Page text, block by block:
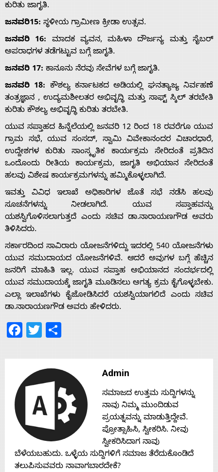
Us
Advertise
With
s
Contact
Us
ಕುರಿತು ಜಾಗೃತಿ.
ಜನವರಿ15: ಸ್ಥಳೀಯ ಗ್ರಾಮೀಣ ಕ್ರೀಡಾ ಉತ್ಸವ.
ಜನವರಿ 16: ಮಾದಕ ವ್ಯವನ, ಮಹಿಳಾ ದೌರ್ಜನ್ಯ ಮತ್ತು ಸೈಬರ್
ಅಪರಾಧಗಳ ತಡೆಗಟ್ಟುವ ಬಗ್ಗೆ ಜಾಗೃತಿ.
ಜನವರಿ 17: ಕಾನೂನು ನೆರವು ಸೇವೆಗಳ ಬಗ್ಗೆ ಜಾಗೃತಿ.
ಜನವರಿ 18: ಕೌಶಲ್ಯ ಕರ್ನಾಟಕದ ಅಡಿಯಲ್ಲಿ ಘನತ್ಯಾಜ್ಯ ನಿರ್ವಹಣೆ
ತಂತ್ರಜ್ಞಾನ , ಉದ್ಯಮಶೀಲತರ ಅಭಿವೃದ್ಧಿ ಮತ್ತು ಸಾಫ್ಟ್ ಸ್ಕಿಲ್ ತರಬೇತಿ
ಕುರಿತು ಕೌಶಲ್ಯ ಅಭಿವೃದ್ಧಿ ಕುರಿತು ತರಬೇತಿ.
ಯುವ ಸಪ್ತಾಹದ ಹಿನ್ನೆಲೆಯಲ್ಲಿ ಜನವರಿ 12 ರಿಂದ 18 ರವರೆಗೂ ಯುವ
ಗ್ರಾಮ ಸಭೆ, ಯುವ ಸಂಸದ್, ಸ್ವಾಮಿ ವಿವೇಕಾನಂದರ ವಿಚಾರಧಾರೆ,
ಉದ್ದೇಶಗಳ ಕುರಿತು ಸಾಂಸ್ಕೃತಿಕ ಕಾರ್ಯಕ್ರಮ ಸೇರಿದಂತೆ ಪ್ರತಿದಿನ
ಒಂದೊಂದು ರೀತಿಯ ಕಾರ್ಯಕ್ರಮ, ಜಾಗೃತಿ ಅಭಿಯಾನ ಸೇರಿದಂತೆ
ಹಲವು ವಿಶೇಷ ಕಾರ್ಯಕ್ರಮಗಳನ್ನು ಹಮ್ಮಿಕೊಳ್ಳಲಾಗಿದೆ‌.
ಇವತ್ತು ವಿವಿಧ ಇಲಾಖೆ ಅಧಿಕಾರಿಗಳ ಜೊತೆ ಸಭೆ ನಡೆಸಿ ಹಲವು
ಸೂಚನೆಗಳನ್ನು ನೀಡಲಾಗಿದೆ. ಯುವ ಸಪ್ತಾಹವನ್ನು
ಯಶಸ್ವಿಗೊಳಿಸಲಾಗುತ್ತದೆ ಎಂದು ಸಚಿವ ಡಾ.ನಾರಾಯಣಗೌಡ ಅವರು
ತಿಳಿಸಿದರು.
ಸರ್ಕಾರದಿಂದ ಸಾವಿರಾರು ಯೋಜನೆಗಳಿದ್ದು ಇದರಲ್ಲಿ 540 ಯೋಜನೆಗಳು
ಯುವ ಸಮುದಾಯದ ಯೋಜನೆಗಳಿವೆ. ಆದರೆ ಅವುಗಳ ಬಗ್ಗೆ ಹೆಚ್ಚಿನ
ಜನರಿಗೆ ಮಾಹಿತಿ ಇಲ್ಲ. ಯುವ ಸಪ್ತಾಹ ಅಭಿಯಾನದ ಸಂದರ್ಭದಲ್ಲಿ
ಯುವ ಸಮುದಾಯಕ್ಕೆ ಜಾಗೃತಿ ಮೂಡಿಸಲು ಅಗತ್ಯ ಕ್ರಮ ಕೈಗೊಳ್ಳಬೇಕು.
ಎಲ್ಲಾ ಇಲಾಖೆಗಳು ಕೈಜೋಡಿಸಿದರೆ ಯಶಸ್ವಿಯಾಗಲಿದೆ ಎಂದು ಸಚಿವ
ಡಾ.ನಾರಾಯಣಗೌಡ ಅವರು ಹೇಳಿದರು.
Facebook
Twitter
Admin
ಸಮಾಜದ ಉತ್ತಮ ಸುದ್ದಿಗಳನ್ನು
ನಾವು ನಿಮ್ಮ ಮುಂದಿಡುವ
ಪ್ರಯತ್ನವನ್ನು ಮಾಡುತ್ತಿದ್ದೇವೆ.
ಪ್ರೋತ್ಸಾಹಿಸಿ, ಸ್ವೀಕರಿಸಿ. ನೀವು
ಸ್ವೀಕರಿಸಿದಾಗ ನಾವು
ಬೆಳೆಯಬಹುದು. ಒಳ್ಳೆಯ ಸುದ್ದಿಗಳಿಗೆ ಸಮಾಜ ತೆರೆದುಕೊಂಡಿದೆ
ತಲುಪಿಸುವವರು ನಾವಾಗಬಾರದೇಕೆ?